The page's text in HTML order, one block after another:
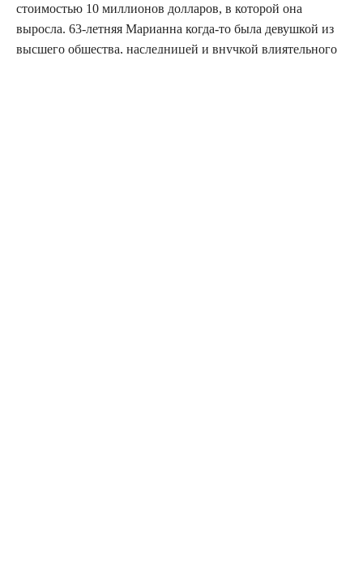
стоимостью 10 миллионов долларов, в которой она
выросла. 63-летняя Марианна когда-то была девушкой из
высшего общества, наследницей и внучкой влиятельного